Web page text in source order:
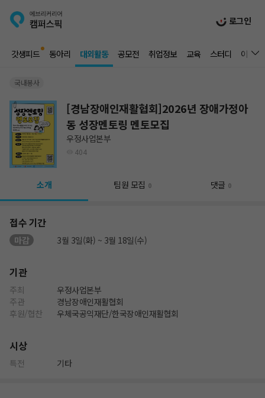
로그인
갓생피드 동아리 대외활동 공모전 취업정보 교육 스터디 이벤트
국내봉사
[경남장애인재활협회]2026년 장애가정아
동 성장멘토링 멘토모집
우정사업본부
404
소개 팀원 모집 0 댓글 0
접수 기간
마감 3월 3일(화) ~ 3월 18일(수)
기관
주최
우정사업본부
주관
경남장애인재활협회
후원/협찬
우체국공익재단/한국장애인재활협회
시상
특전 기타